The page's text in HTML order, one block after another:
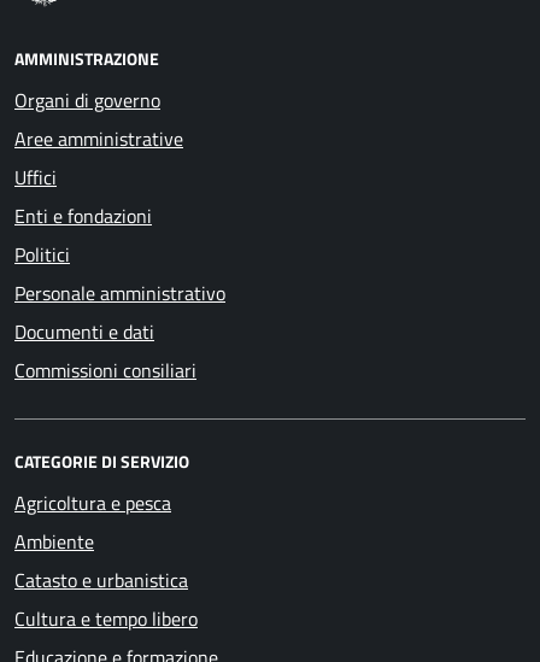
AMMINISTRAZIONE
Organi di governo
Aree amministrative
Uffici
Enti e fondazioni
Politici
Personale amministrativo
Documenti e dati
Commissioni consiliari
CATEGORIE DI SERVIZIO
Agricoltura e pesca
Ambiente
Catasto e urbanistica
Cultura e tempo libero